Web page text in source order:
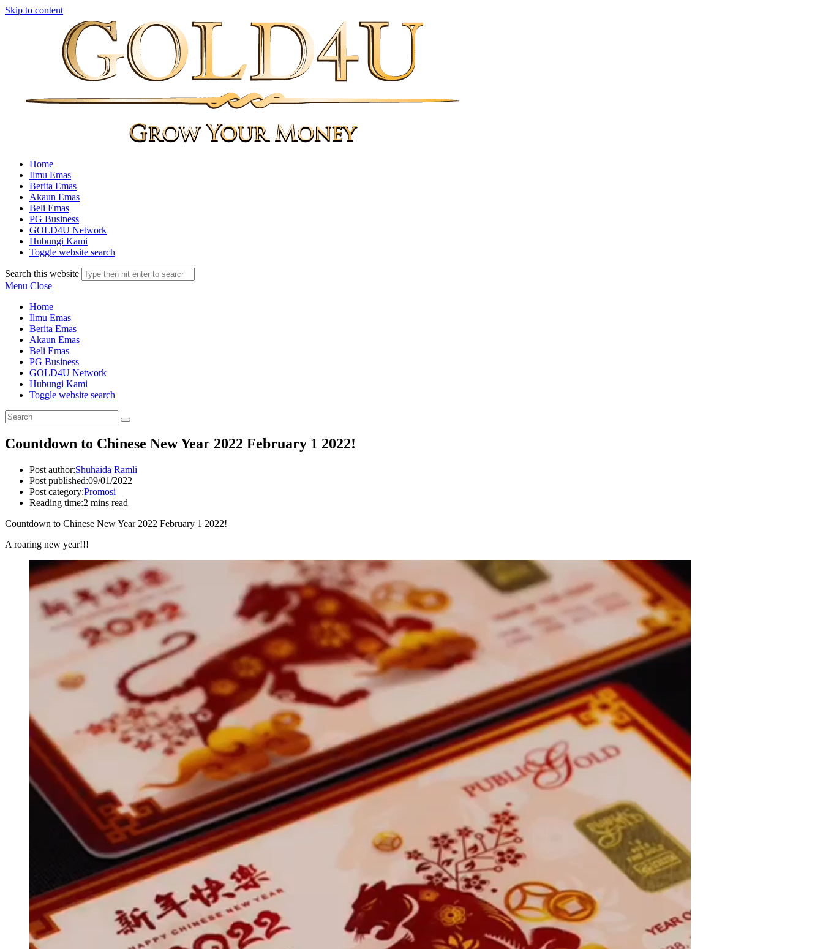
Skip to content
Home
Ilmu Emas
Berita Emas
Akaun Emas
Beli Emas
PG Business
GOLD4U Network
Hubungi Kami
Toggle website search
Search this website
Menu Close
Home
Ilmu Emas
Berita Emas
Akaun Emas
Beli Emas
PG Business
GOLD4U Network
Hubungi Kami
Toggle website search
Countdown to Chinese New Year 2022 February 1 2022!
Post author:Shuhaida Ramli
Post published:09/01/2022
Post category:Promosi
Reading time:2 mins read
Countdown to Chinese New Year 2022 February 1 2022!
A roaring new year!!!